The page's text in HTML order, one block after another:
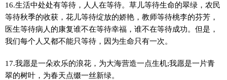
16.生活中处处有等待，人人在等待。草儿等待生命的翠绿，农民
等待秋季的收获，花儿等待绽放的娇艳，教师等待桃李的芬芳，
医生等待病人的康复谁不在等待幸福，谁不在等待成功。但是，
我们每个人又都不能只等待，因为生命只有一次。
17.我愿是一朵欢乐的浪花，为大海营造一点生机;我愿是一片青
翠的树叶，为春天点缀一丝新绿。